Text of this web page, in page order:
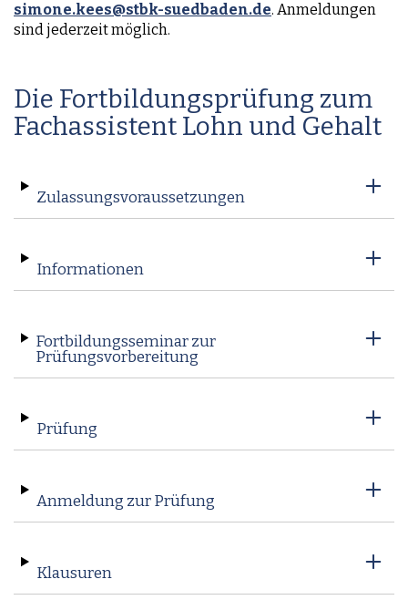
simone.kees@stbk-suedbaden.de. Anmeldungen
sind jederzeit möglich.
Die Fortbildungsprüfung zum
Fachassistent Lohn und Gehalt
Zulassungsvoraussetzungen
Informationen
Fortbildungsseminar zur
Prüfungsvorbereitung
Prüfung
Anmeldung zur Prüfung
Klausuren